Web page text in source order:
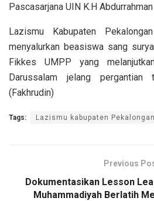
Pascasarjana UIN K.H
Lazismu Kabupaten
menyalurkan beasiswa sang
Fikkes UMPP yang
Darussalam jelang pergantian
(Fakhrudin)
Tags: Lazismu kabupaten Pekalongan
Previous
Dokumentasikan Lesson
Muhammadiyah Berlatih